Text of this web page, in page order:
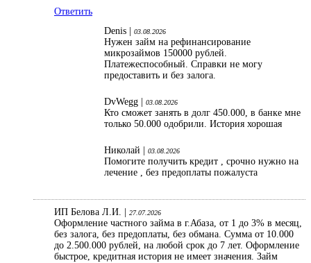
Ответить
Denis |
03.08.2026
Нужен займ на рефинансирование
микрозаймов 150000 рублей.
Платежеспособный. Справки не могу
предоставить и без залога.
DvWegg | 03.08.2026
Кто сможет занять в долг 450.000, в банке мне
только 50.000 одобрили. История хорошая
Николай | 03.08.2026
Помогите получить кредит , срочно нужно на
лечение , без предоплаты пожалуста
ИП Белова Л.И. | 27.07.2026
Оформление частного займа в г.Абаза, от 1 до 3% в месяц,
без залога, без предоплаты, без обмана. Сумма от 10.000
до 2.500.000 рублей, на любой срок до 7 лет. Оформление
быстрое, кредитная история не имеет значения. Займ